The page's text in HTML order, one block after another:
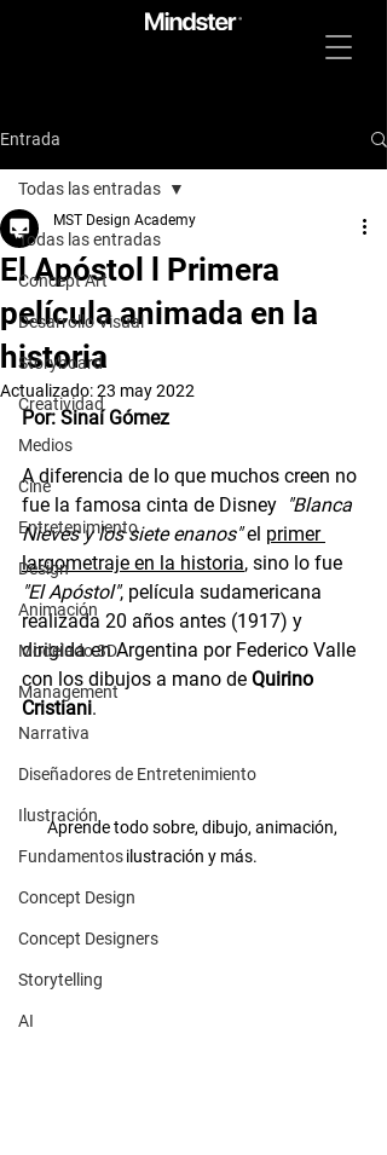
Entrada
Todas las entradas
Concept Art
Desarrollo Visual
Storyboard
Creatividad
Medios
Cine
Entretenimiento
Design
Animación
Modelado 3D
Management
Narrativa
Diseñadores de Entretenimiento
Ilustración
Fundamentos
Concept Design
Concept Designers
Storytelling
AI
Todas las entradas
El Apóstol l Primera
película animada en la
historia
MST Design Academy
Actualizado:23 may 2022
Por: Sinaí Gómez
A diferencia de lo que muchos creen no
fue la famosa cinta de Disney "Blanca
Nieves y los siete enanos" el primer
largometraje en la historia, sino lo fue
"El Apóstol", película sudamericana
realizada 20 años antes (1917) y
dirigida en Argentina por Federico Valle
con los dibujos a mano de Quirino
Cristiani.
Aprende todo sobre, dibujo, animación,
ilustración y más.